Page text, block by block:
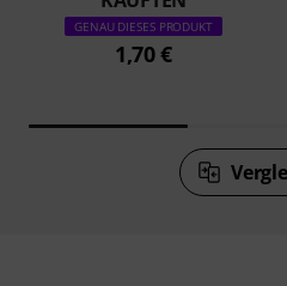
GENAU DIESES PRODUKT
1,70 €